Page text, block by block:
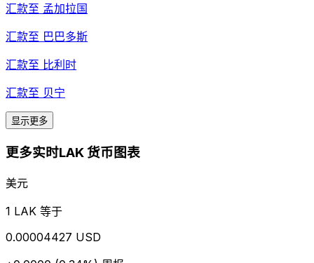
汇款至 孟加拉国
汇款至 巴巴多斯
汇款至 比利时
汇款至 贝宁
显示更多
更多实时LAK 货币图表
美元
1 LAK 等于
0.00004427 USD